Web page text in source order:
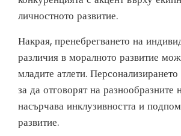
личностното развитие.
Накрая, пренебрегването на
различия в моралното развитие
младите атлети.
за да отговорят на разнообразните
насърчава инклузивността и
развитие.